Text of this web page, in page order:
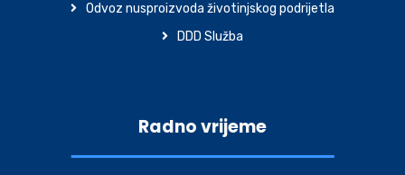
Odvoz nusproizvoda životinjskog podrijetla
DDD Služba
Radno vrijeme